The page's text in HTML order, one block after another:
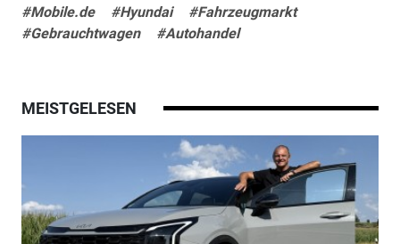
#Mobile.de #Hyundai
#Fahrzeugmarkt
#Gebrauchtwagen
#Autohandel
MEISTGELESEN